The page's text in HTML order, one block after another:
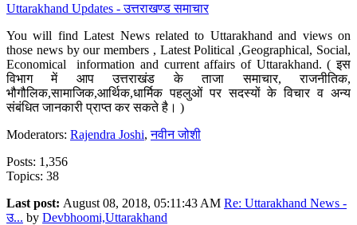
Uttarakhand Updates - उत्तराखण्ड समाचार
You will find Latest News related to Uttarakhand and views on
those news by our members , Latest Political ,Geographical, Social,
Economical information and current affairs of Uttarakhand. ( इस
विभाग में आप उत्तराखंड के ताजा समाचार, राजनीतिक,
भौगौलिक,सामाजिक,आर्थिक,धार्मिक पहलुओं पर सदस्यों के विचार व अन्य
संबंधित जानकारी प्राप्त कर सकते है। )
Moderators: Rajendra Joshi,नवीन जोशी
Posts: 1,356
Topics: 38
Last post: August 08, 2018, 05:11:43 AM Re: Uttarakhand News -
उ... by Devbhoomi,Uttarakhand